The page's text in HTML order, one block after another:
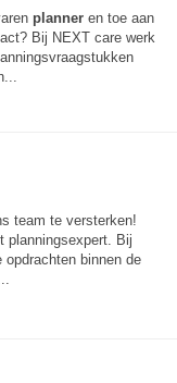
planner en toe aan
Bij NEXT care werk
team te versterken!
planningsexpert. Bij
opdrachten binnen de